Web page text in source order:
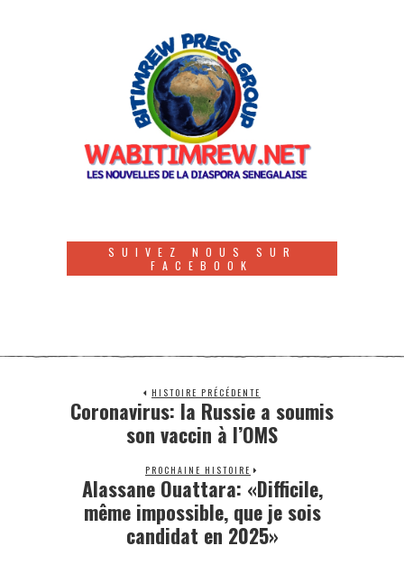
SUIVEZ NOUS SUR
FACEBOOK
HISTOIRE PRÉCÉDENTE
Coronavirus: la Russie a soumis
son vaccin à l’OMS
PROCHAINE HISTOIRE
Alassane Ouattara: «Difficile,
même impossible, que je sois
candidat en 2025»